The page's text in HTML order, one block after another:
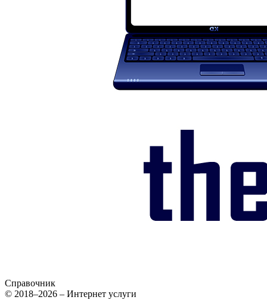
Справочник
© 2018–2026 – Интернет услуги